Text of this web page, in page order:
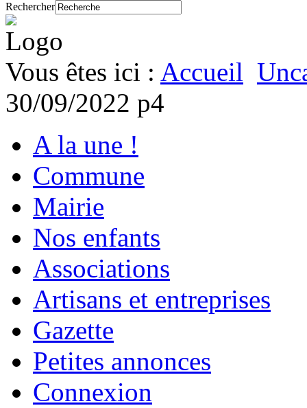
Rechercher
Vous êtes ici : Accueil
30/09/2022 p4
A la une !
Commune
Mairie
Nos enfants
Associations
Artisans et entreprises
Gazette
Petites annonces
Connexion